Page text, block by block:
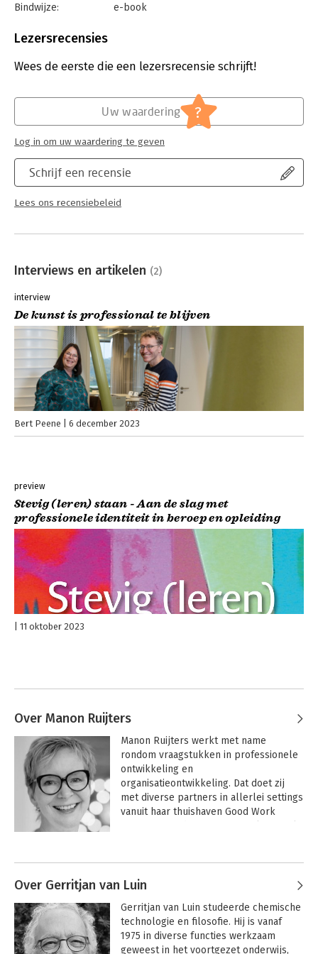
Jitske Gulmans, Famke van Lieshout, Jeanette de Korte, Mirjam
Robert-Jan Simons en Netty Winters.
Bindwijze:
e-book
Bestandsformaat:
Uitgever:
Boom
Hoofdrubriek: Personeelsmanagement
Lezersrecensies
Wees de eerste die een lezersrecensie schrijft!
Schrijf een recensie
Lees ons recensiebeleid
Uw waardering ?
Log in om uw waardering te geven
Interviews en artikelen (2)
interview
De kunst is professional te blijven
Bert Peene 6 december 2023
preview
Stevig (leren) staan - Aan de slag met
professionele identiteit in beroep en opleiding
11 oktober 2023
Over Manon Ruijters
Manon Ruijters werkt met name
rondom vraagstukken in professionele
ontwikkeling en
organisatieontwikkeling. Dat doet zij
met diverse partners in allerlei settings
vanuit haar thuishaven Good Work
identiteit en organisatieontwikkeling.
In 2017 werd zij hoogleraar Leren,
ontwikkelen en gedragsverandering aan
de VU, en maakt daar deel uit van het
Over Gerritjan van Luin
Gerritjan van Luin studeerde chemische
technologie en filosofie. Hij is vanaf
1975 in diverse functies werkzaam
geweest in het voortgezet onderwijs,